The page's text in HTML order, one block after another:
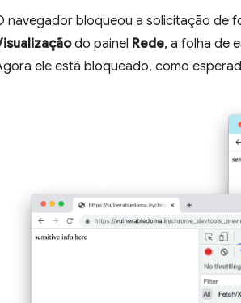
navegador bloqueou a solicitação de
do painel Rede, a folha de
ele está bloqueado, como